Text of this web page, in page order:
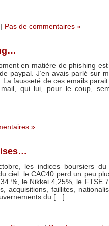
Pas de commentaires »
en matière de phishing
paypal. J’en avais parlé sur
La fausseté de ces emails
mail, qui lui, pour le coup,
»
les indices boursiers du
ciel: le CAC40 perd un peu
%, le Nikkei 4,25%, le FTSE
acquisitions, faillites,
du […]